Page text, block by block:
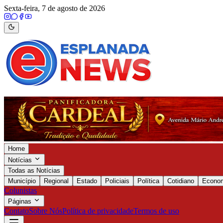
Sexta-feira, 7 de agosto de 2026
Home
Notícias
Todas as Notícias
Município
Regional Estado Policiais Política Cotidiano
Colunistas
Páginas
ContatoSobre NósPolítica de privacidadeTermos de uso